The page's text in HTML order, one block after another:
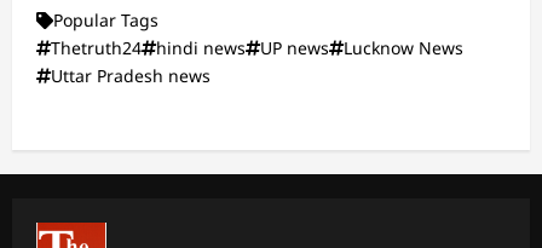
Popular Tags
Thetruth24
hindi news UP news
Lucknow News
Uttar Pradesh news